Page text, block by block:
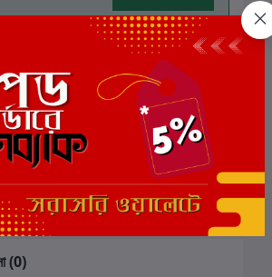
জন্য এখনও কোন পর্যালোচনা নেই
(0)